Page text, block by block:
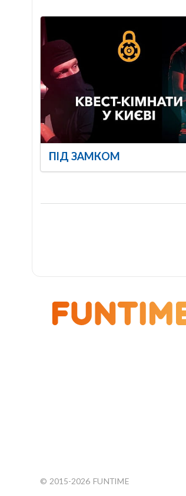
ПІД ЗАМКОМ
© 2015-2026 FUNTIME